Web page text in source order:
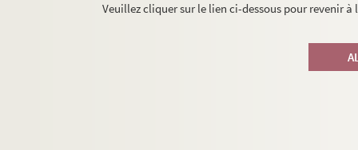
Veuillez cliquer sur le lien ci-dessous pour revenir